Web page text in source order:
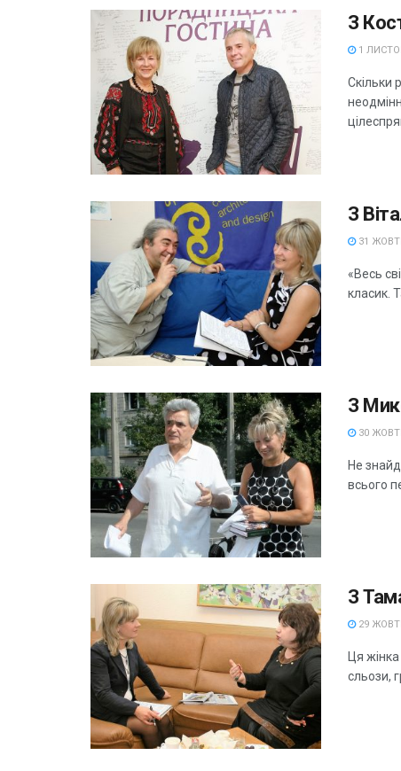
З
1
Скільки
З
31
«Весь
класик.
З
30
Не
всього
З
29
Ця жінка
сльози,